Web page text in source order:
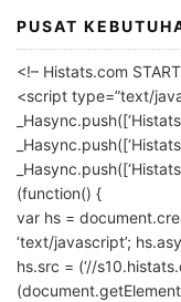
PUSAT
<!– Histats.com
<script type=”text/
(function() {
var hs =
‘text/javascript’;
hs.src = (‘//